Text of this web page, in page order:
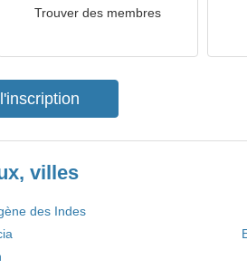
Trouver des membres
villes
des Indes